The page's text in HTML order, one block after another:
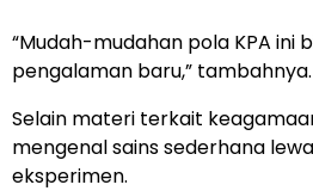
“Mudah-mudahan pola KPA ini
pengalaman baru,” tambahnya.
Selain materi terkait
mengenal sains sederhana
eksperimen.